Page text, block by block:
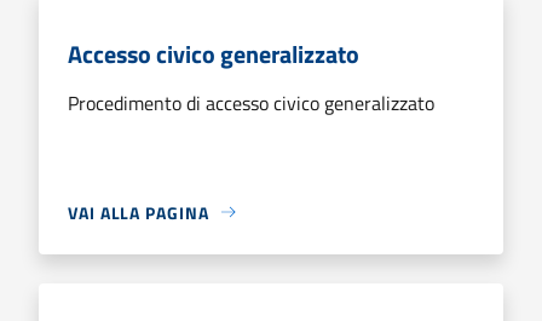
Accesso civico generalizzato
Procedimento di accesso civico generalizzato
VAI ALLA PAGINA